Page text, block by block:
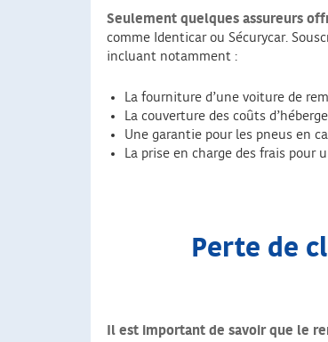
Seulement quelques assureurs
comme Identicar ou Sécurycar.
incluant notamment :
La fourniture d’une voiture de
La couverture des coûts
Une garantie pour les pneus en
La prise en charge des frais pour
Perte de
Il est important de savoir que le